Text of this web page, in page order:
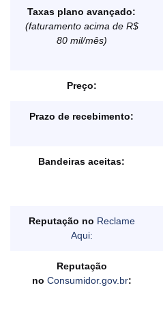
Taxas plano avançado:
(faturamento acima de R$
80 mil/mês)
Preço:
Prazo de recebimento:
Bandeiras aceitas:
Reputação no Reclame
Aqui:
Reputação
no Consumidor.gov.br: